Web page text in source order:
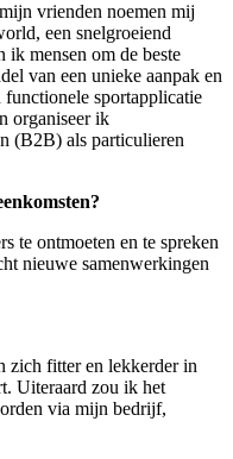
vrienden noemen mij
een snelgroeiend
mensen om de beste
van een unieke aanpak en
functionele sportapplicatie
organiseer ik
(B2B) als particulieren
te ontmoeten en te spreken
nieuwe samenwerkingen
zich fitter en lekkerder in
Uiteraard zou ik het
via mijn bedrijf,